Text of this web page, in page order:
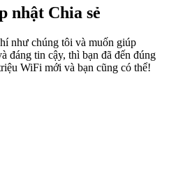
nhật Chia sẻ
như chúng tôi và muốn giúp
đáng tin cậy, thì bạn đã đến đúng
WiFi mới và bạn cũng có thể!